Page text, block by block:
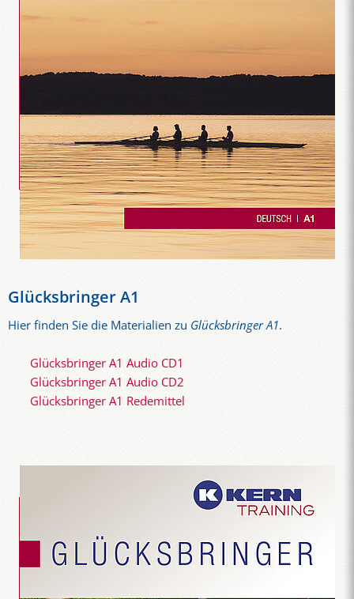
Glücksbringer A1
Hier finden Sie die Materialien zu Glücksbringer A1.
Glücksbringer A1 Audio CD1
Glücksbringer A1 Audio CD2
Glücksbringer A1 Redemittel